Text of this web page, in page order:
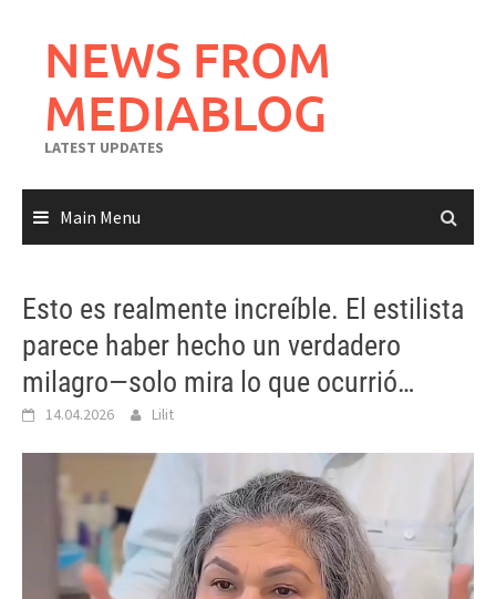
contentNEWS FROM
MEDIABLOG
LATEST UPDATES
Main Menu
Esto es realmente increíble. El estilista
parece haber hecho un verdadero
milagro—solo mira lo que ocurrió…
14.04.2026 Lilit